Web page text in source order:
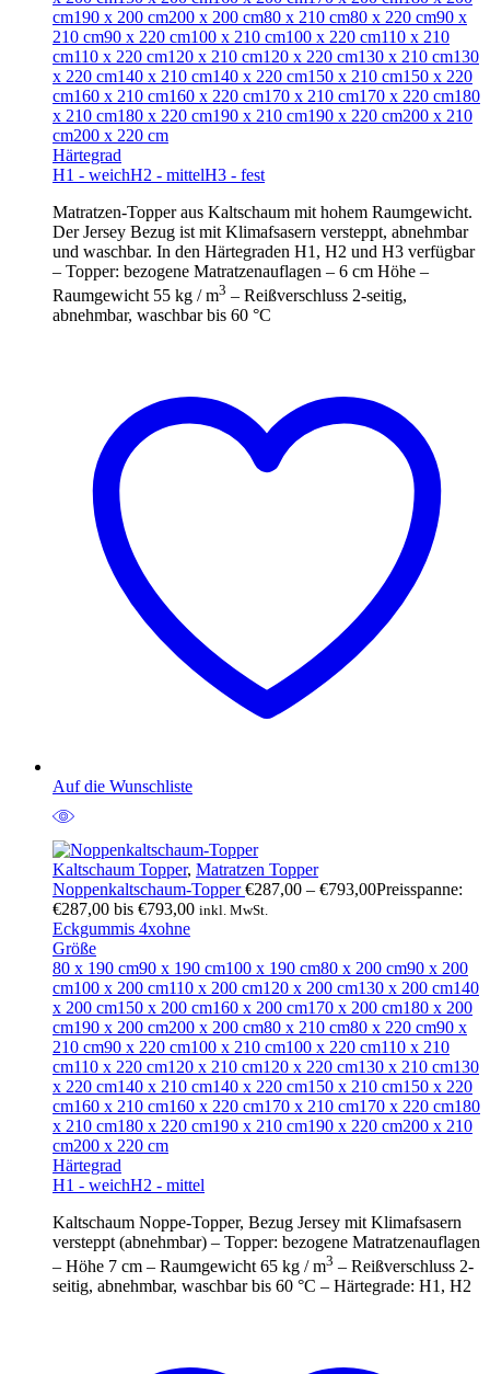
cm190 x 200 cm200 x 200 cm80 x 210 cm80 x 220 cm90 x
210 cm90 x 220 cm100 x 210 cm100 x 220 cm110 x 210
cm110 x 220 cm120 x 210 cm120 x 220 cm130 x 210 cm130
x 220 cm140 x 210 cm140 x 220 cm150 x 210 cm150 x 220
cm160 x 210 cm160 x 220 cm170 x 210 cm170 x 220 cm180
x 210 cm180 x 220 cm190 x 210 cm190 x 220 cm200 x 210
cm200 x 220 cm
Härtegrad
H1 - weichH2 - mittelH3 - fest
Matratzen-Topper aus Kaltschaum mit hohem Raumgewicht.
Der Jersey Bezug ist mit Klimafsasern versteppt, abnehmbar
und waschbar. In den Härtegraden H1, H2 und H3 verfügbar
– Topper: bezogene Matratzenauflagen – 6 cm Höhe –
Raumgewicht 55 kg / m3 – Reißverschluss 2-seitig,
abnehmbar, waschbar bis 60 °C
Auf die Wunschliste
Kaltschaum Topper, Matratzen Topper
Noppenkaltschaum-Topper€287,00 – €793,00Preisspanne:
€287,00 bis €793,00 inkl. MwSt.
Eckgummis 4xohne
Größe
80 x 190 cm90 x 190 cm100 x 190 cm80 x 200 cm90 x 200
cm100 x 200 cm110 x 200 cm120 x 200 cm130 x 200 cm140
x 200 cm150 x 200 cm160 x 200 cm170 x 200 cm180 x 200
cm190 x 200 cm200 x 200 cm80 x 210 cm80 x 220 cm90 x
210 cm90 x 220 cm100 x 210 cm100 x 220 cm110 x 210
cm110 x 220 cm120 x 210 cm120 x 220 cm130 x 210 cm130
x 220 cm140 x 210 cm140 x 220 cm150 x 210 cm150 x 220
cm160 x 210 cm160 x 220 cm170 x 210 cm170 x 220 cm180
x 210 cm180 x 220 cm190 x 210 cm190 x 220 cm200 x 210
cm200 x 220 cm
Härtegrad
H1 - weichH2 - mittel
Kaltschaum Noppe-Topper, Bezug Jersey mit Klimafsasern
versteppt (abnehmbar) – Topper: bezogene Matratzenauflagen
– Höhe 7 cm – Raumgewicht 65 kg / m3 – Reißverschluss 2-
seitig, abnehmbar, waschbar bis 60 °C – Härtegrade: H1, H2